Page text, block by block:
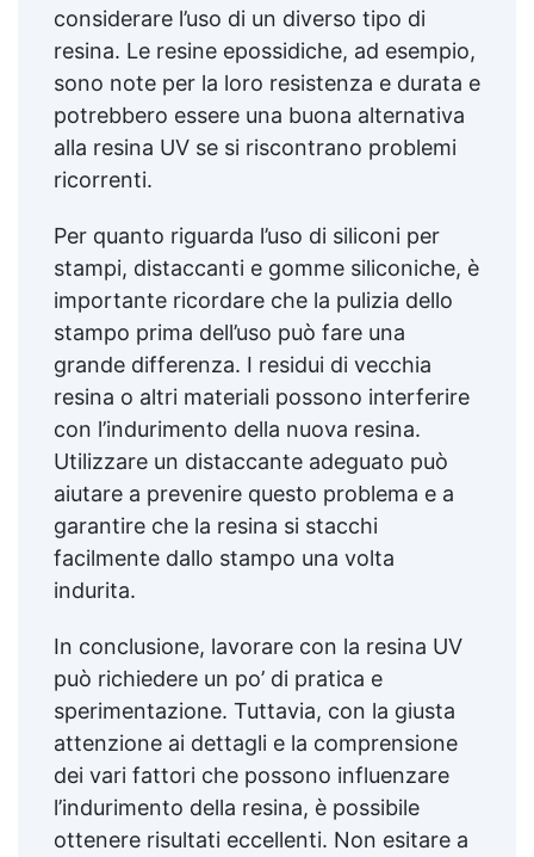
considerare l’uso di un diverso tipo di
resina. Le resine epossidiche, ad esempio,
sono note per la loro resistenza e durata e
potrebbero essere una buona alternativa
alla resina UV se si riscontrano problemi
ricorrenti.
Per quanto riguarda l’uso di siliconi per
stampi, distaccanti e gomme siliconiche, è
importante ricordare che la pulizia dello
stampo prima dell’uso può fare una
grande differenza. I residui di vecchia
resina o altri materiali possono interferire
con l’indurimento della nuova resina.
Utilizzare un distaccante adeguato può
aiutare a prevenire questo problema e a
garantire che la resina si stacchi
facilmente dallo stampo una volta
indurita.
In conclusione, lavorare con la resina UV
può richiedere un po’ di pratica e
sperimentazione. Tuttavia, con la giusta
attenzione ai dettagli e la comprensione
dei vari fattori che possono influenzare
l’indurimento della resina, è possibile
ottenere risultati eccellenti. Non esitare a